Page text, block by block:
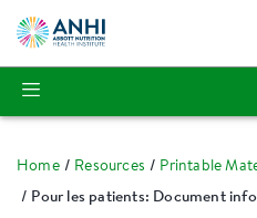
Home Resources
Printable
Pour les patients: Document